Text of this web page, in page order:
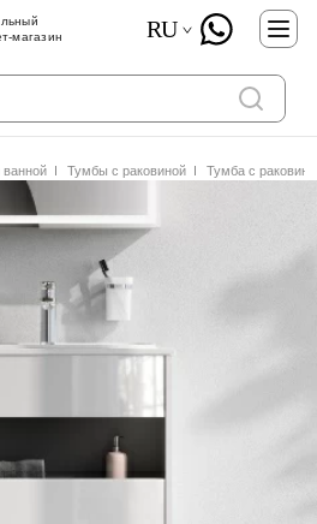
магазин
RU
Тумбы с раковиной Тумба с